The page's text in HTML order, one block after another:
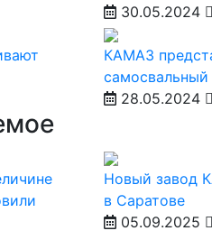
30.05.2024
КАМАЗ
самосвальный
28.05.2024
Новый завод
в Саратове
05.09.2025